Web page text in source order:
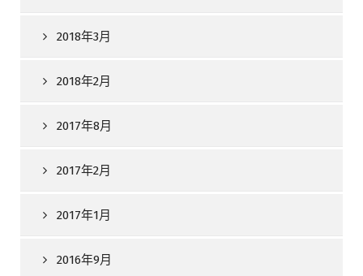
2018年3月
2018年2月
2017年8月
2017年2月
2017年1月
2016年9月